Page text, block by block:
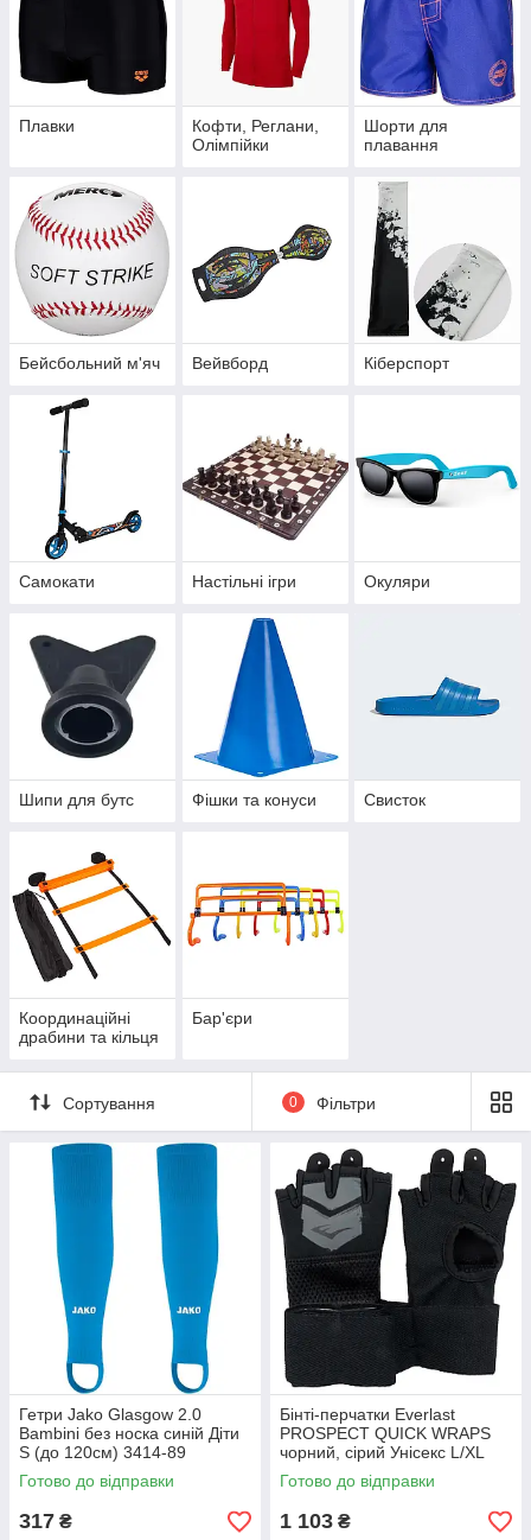
Плавки
Кофти, Реглани,
Олімпійки
Шорти для
плавання
Бейсбольний м'яч Вейвборд Кіберспорт
Самокати Настільні ігри Окуляри
Шипи для бутс Фішки та конуси Свисток
Координаційні
драбини та кільця
Бар'єри
Сортування 0 Фільтри
Гетри Jako Glasgow 2.0
Bambini без носка синій Діти
S (до 120см) 3414-89
Готово до відправки
317 ₴
Бінті-перчатки Everlast
PROSPECT QUICK WRAPS
чорний, сірий Унісекс L/XL
P00002986
Готово до відправки
1 103 ₴